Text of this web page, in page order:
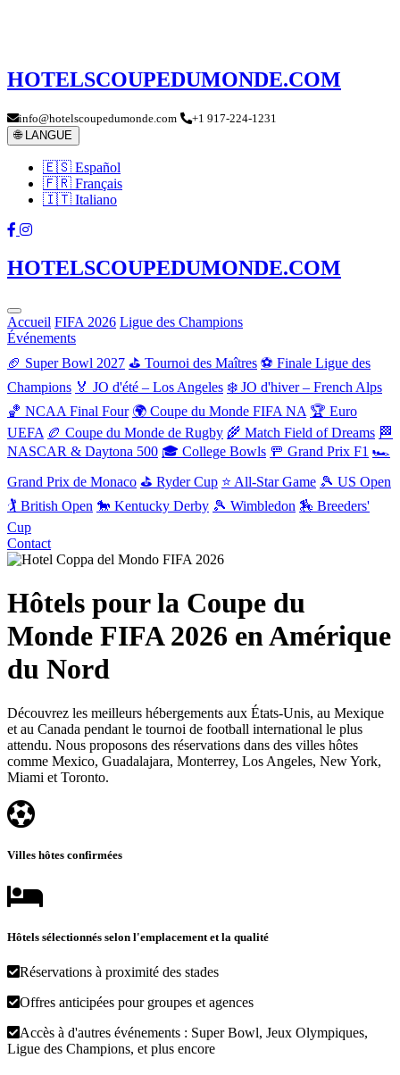
HOTELSCOUPEDUMONDE.COM
info@hotelscoupedumonde.com
+1 917-224-1231
🌐 LANGUE
🇪🇸 Español
🇫🇷 Français
🇮🇹 Italiano
HOTELSCOUPEDUMONDE.COM
Accueil FIFA 2026 Ligue des Champions
Événements
🏈 Super Bowl 2027 ⛳ Tournoi des Maîtres ⚽ Finale Ligue des
Champions 🏅 JO d'été – Los Angeles ❄️ JO d'hiver – French Alps
🏀 NCAA Final Four 🌍 Coupe du Monde FIFA NA 🏆 Euro
UEFA 🏉 Coupe du Monde de Rugby 🌾 Match Field of Dreams 🏁
NASCAR & Daytona 500 🎓 College Bowls 🚥 Grand Prix F1 🏎️
Grand Prix de Monaco ⛳ Ryder Cup ⭐ All-Star Game 🎾 US Open
🏌️ British Open 🐎 Kentucky Derby 🎾 Wimbledon 🏇 Breeders'
Cup
Contact
Hôtels pour la Coupe du
Monde FIFA 2026 en Amérique
du Nord
Découvrez les meilleurs hébergements aux États-Unis, au Mexique
et au Canada pendant le tournoi de football international le plus
attendu. Nous proposons des réservations dans des villes hôtes
comme Mexico, Guadalajara, Monterrey, Los Angeles, New York,
Miami et Toronto.
Villes hôtes confirmées
Hôtels sélectionnés selon l'emplacement et la qualité
Réservations à proximité des stades
Offres anticipées pour groupes et agences
Accès à d'autres événements : Super Bowl, Jeux Olympiques,
Ligue des Champions, et plus encore